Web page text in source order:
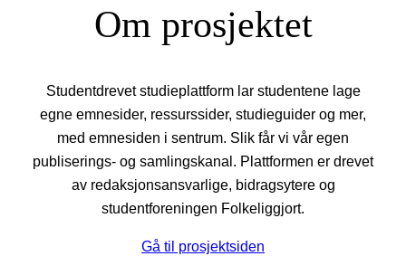
Om prosjektet
Studentdrevet studieplattform lar studentene lage
egne emnesider, ressurssider, studieguider og mer,
med emnesiden i sentrum. Slik får vi vår egen
publiserings- og samlingskanal. Plattformen er drevet
av redaksjonsansvarlige, bidragsytere og
studentforeningen Folkeliggjort.
Gå til prosjektsiden